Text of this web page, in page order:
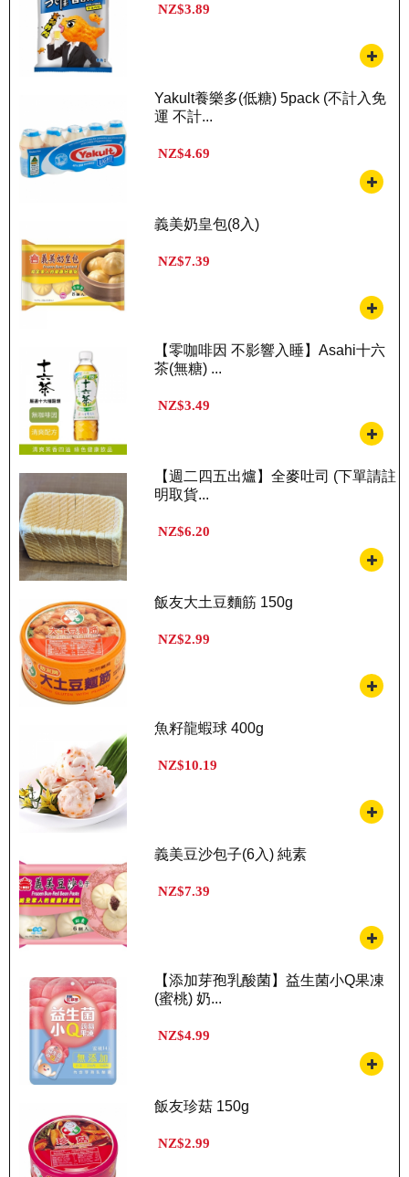
NZ$3.89
Yakult養樂多(低糖) 5pack (不計入免
運 不計...
NZ$4.69
義美奶皇包(8入)
NZ$7.39
【零咖啡因 不影響入睡】Asahi十六
茶(無糖) ...
NZ$3.49
【週二四五出爐】全麥吐司 (下單請註
明取貨...
NZ$6.20
飯友大土豆麵筋 150g
NZ$2.99
魚籽龍蝦球 400g
NZ$10.19
義美豆沙包子(6入) 純素
NZ$7.39
【添加芽孢乳酸菌】益生菌小Q果凍
(蜜桃) 奶...
NZ$4.99
飯友珍菇 150g
NZ$2.99